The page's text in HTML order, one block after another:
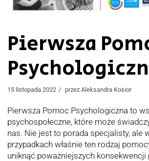
Pierwsza
15 listopada 2022 przez Aleksandra Kosior
Pierwsza Pomoc Psychologiczna to
psychospołeczne, które może
nas. Nie jest to porada specjalisty, ale
przypadkach właśnie ten rodzaj
uniknąć poważniejszych konsekwencji